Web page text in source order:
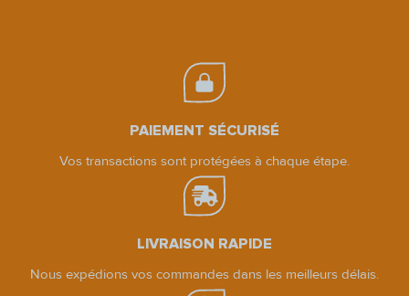
PAIEMENT SÉCURISÉ
Vos transactions sont protégées à chaque étape.
LIVRAISON RAPIDE
Nous expédions vos commandes dans les meilleurs délais.